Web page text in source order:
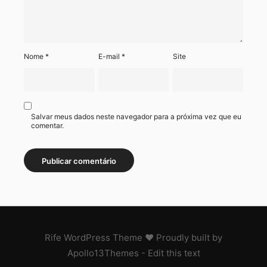
Nome * E-mail* Site
Salvar meus dados neste navegador para a próxima vez que eu
comentar.
Rife WordPress Theme ♥ Proudly built by
Apollo13Themes - Edit this text